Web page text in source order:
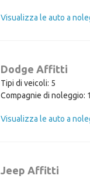
Visualizza le auto a
Dodge Affitti
Tipi di veicoli: 5
Compagnie di noleggio:
Visualizza le auto a
Jeep Affitti